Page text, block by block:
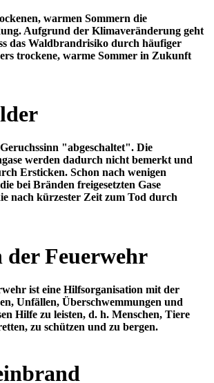
warmen Sommern die
Aufgrund der Klimaveränderung geht
das Waldbrandrisiko durch häufiger
trockene, warme Sommer in Zukunft
Geruchssinn "abgeschaltet". Die
werden dadurch nicht bemerkt und
Ersticken. Schon nach wenigen
bei Bränden freigesetzten Gase
nach kürzester Zeit zum Tod durch
der Feuerwehr
ist eine Hilfsorganisation mit der
Unfällen, Überschwemmungen und
Hilfe zu leisten, d. h. Menschen, Tiere
zu schützen und zu bergen.